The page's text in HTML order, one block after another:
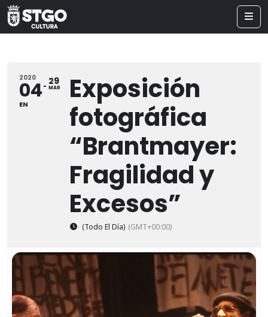
2020
04
EN
29
MAR
Exposición
fotográfica
“Brantmayer:
Fragilidad y
Excesos”
(Todo El Día) (GMT+00:00)